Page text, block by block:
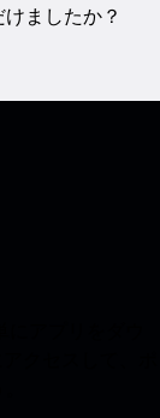
ましたか？